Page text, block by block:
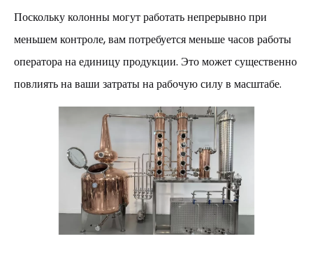
Поскольку колонны могут работать непрерывно при
меньшем контроле, вам потребуется меньше часов работы
оператора на единицу продукции. Это может существенно
повлиять на ваши затраты на рабочую силу в масштабе.